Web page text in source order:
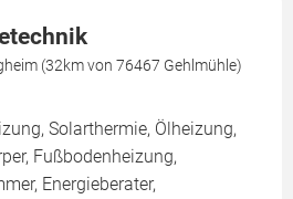
(32km von 76467 Gehlmühle)
Solarthermie, Ölheizung,
Fußbodenheizung,
Energieberater,